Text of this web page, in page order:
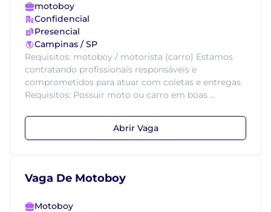
motoboy
Confidencial
Presencial
Campinas / SP
Requisitos: motoboy / motorista (carro) Estamos
contratando profissionais responsáveis e
comprometidos para atuar com coletas e entregas.
Requisitos: Possuir moto ou carro em boas ...
Abrir Vaga
Vaga De Motoboy
Motoboy